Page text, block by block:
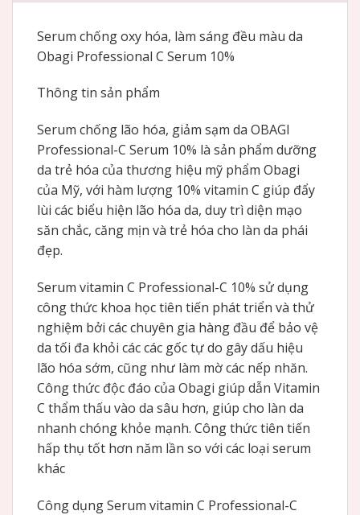
Serum chống oxy hóa, làm sáng đều màu da
Obagi Professional C Serum 10%
Thông tin sản phẩm
Serum chống lão hóa, giảm sạm da OBAGI
Professional-C Serum 10% là sản phẩm dưỡng
da trẻ hóa của thương hiệu mỹ phẩm Obagi
của Mỹ, với hàm lượng 10% vitamin C giúp đẩy
lùi các biểu hiện lão hóa da, duy trì diện mạo
săn chắc, căng mịn và trẻ hóa cho làn da phái
đẹp.
Serum vitamin C Professional-C 10% sử dụng
công thức khoa học tiên tiến phát triển và thử
nghiệm bởi các chuyên gia hàng đầu để bảo vệ
da tối đa khỏi các các gốc tự do gây dấu hiệu
lão hóa sớm, cũng như làm mờ các nếp nhăn.
Công thức độc đáo của Obagi giúp dẫn Vitamin
C thẩm thấu vào da sâu hơn, giúp cho làn da
nhanh chóng khỏe mạnh. Công thức tiên tiến
hấp thụ tốt hơn năm lần so với các loại serum
khác
Công dụng Serum vitamin C Professional-C